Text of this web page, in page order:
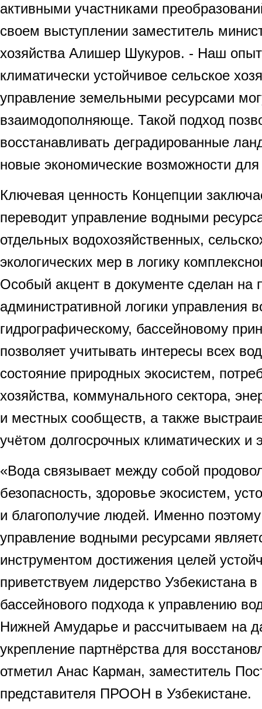
активными участниками
своем выступлении заместитель
хозяйства Алишер Шукуров. - Наш опыт
климатически устойчивое сельское
управление земельными ресурсами
взаимодополняюще. Такой подход
восстанавливать деградированные
новые экономические возможности
Ключевая ценность Концепции
переводит управление водными
отдельных водохозяйственных,
экологических мер в логику
Особый акцент в документе сделан на
административной логики управления
гидрографическому, бассейновому
позволяет учитывать интересы всех
состояние природных экосистем,
хозяйства, коммунального сектора,
и местных сообществ, а также
учётом долгосрочных климатических и
«Вода связывает между собой
безопасность, здоровье экосистем,
и благополучие людей. Именно
управление водными ресурсами
инструментом достижения целей
приветствуем лидерство Узбекистана
бассейнового подхода к управлению
Нижней Амударье и рассчитываем на
укрепление партнёрства для
отметил Анас Карман, заместитель
представителя ПРООН в Узбекистане.